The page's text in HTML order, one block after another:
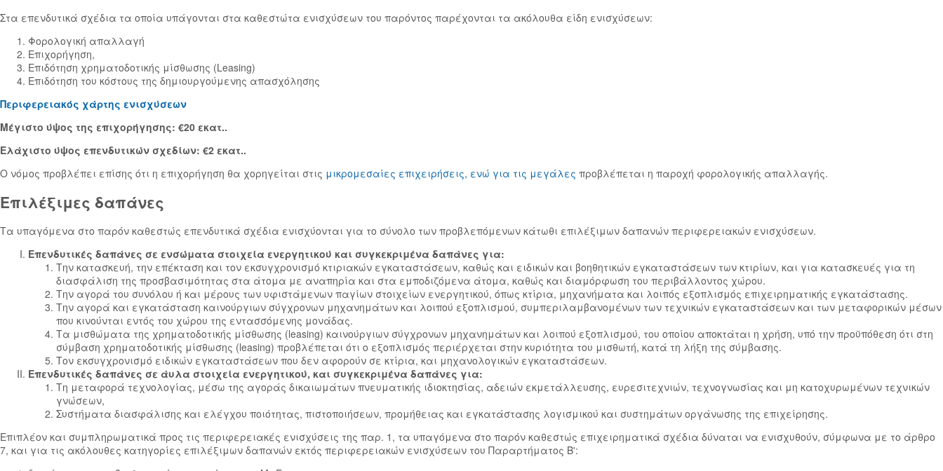
Στα επενδυτικά σχέδια τα οποία υπάγονται στα καθεστώτα ενισχύσεων του παρόντος παρέχονται τα ακόλουθα είδη ενισχύσεων:
Φορολογική απαλλαγή
Επιχορήγηση,
Επιδότηση χρηματοδοτικής μίσθωσης (Leasing)
Επιδότηση του κόστους της δημιουργούμενης απασχόλησης
Περιφερειακός χάρτης ενισχύσεων
Μέγιστο ύψος της επιχορήγησης: €20 εκατ..
Ελάχιστο ύψος επενδυτικών σχεδίων: €2 εκατ..
Ο νόμος προβλέπει επίσης ότι η επιχορήγηση θα χορηγείται στις μικρομεσαίες επιχειρήσεις, ενώ για τις μεγάλες προβλέπεται η παροχή φορολογικής απαλλαγής.
Επιλέξιμες δαπάνες
Τα υπαγόμενα στο παρόν καθεστώς επενδυτικά σχέδια ενισχύονται για το σύνολο των προβλεπόμενων κάτωθι επιλέξιμων δαπανών περιφερειακών ενισχύσεων.
Επενδυτικές δαπάνες σε ενσώματα στοιχεία ενεργητικού και συγκεκριμένα δαπάνες για:
Την κατασκευή, την επέκταση και τον εκσυγχρονισμό κτιριακών εγκαταστάσεων, καθώς και ειδικών και βοηθητικών εγκαταστάσεων των κτιρίων, και για κατασκευές για τη
διασφάλιση της προσβασιμότητας στα άτομα με αναπηρία και στα εμποδιζόμενα άτομα, καθώς και διαμόρφωση του περιβάλλοντος χώρου.
Την αγορά του συνόλου ή και μέρους των υφιστάμενων παγίων στοιχείων ενεργητικού, όπως κτίρια, μηχανήματα και λοιπός εξοπλισμός επιχειρηματικής εγκατάστασης.
Την αγορά και εγκατάσταση καινούργιων σύγχρονων μηχανημάτων και λοιπού εξοπλισμού, συμπεριλαμβανομένων των τεχνικών εγκαταστάσεων και των μεταφορικών μέσων
που κινούνται εντός του χώρου της εντασσόμενης μονάδας.
Τα μισθώματα της χρηματοδοτικής μίσθωσης (leasing) καινούργιων σύγχρονων μηχανημάτων και λοιπού εξοπλισμού, του οποίου αποκτάται η χρήση, υπό την προϋπόθεση ότι στη
σύμβαση χρηματοδοτικής μίσθωσης (leasing) προβλέπεται ότι ο εξοπλισμός περιέρχεται στην κυριότητα του μισθωτή, κατά τη λήξη της σύμβασης.
Τον εκσυγχρονισμό ειδικών εγκαταστάσεων που δεν αφορούν σε κτίρια, και μηχανολογικών εγκαταστάσεων.
Επενδυτικές δαπάνες σε άυλα στοιχεία ενεργητικού, και συγκεκριμένα δαπάνες για:
Τη μεταφορά τεχνολογίας, μέσω της αγοράς δικαιωμάτων πνευματικής ιδιοκτησίας, αδειών εκμετάλλευσης, ευρεσιτεχνιών, τεχνογνωσίας και μη κατοχυρωμένων τεχνικών
γνώσεων,
Συστήματα διασφάλισης και ελέγχου ποιότητας, πιστοποιήσεων, προμήθειας και εγκατάστασης λογισμικού και συστημάτων οργάνωσης της επιχείρησης.
Επιπλέον και συμπληρωματικά προς τις περιφερειακές ενισχύσεις της παρ. 1, τα υπαγόμενα στο παρόν καθεστώς επιχειρηματικά σχέδια δύναται να ενισχυθούν, σύμφωνα με το άρθρο
7, και για τις ακόλουθες κατηγορίες επιλέξιμων δαπανών εκτός περιφερειακών ενισχύσεων του Παραρτήματος Β':